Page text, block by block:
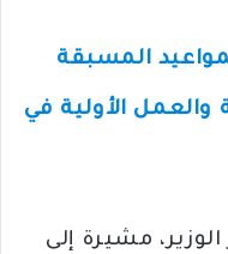
المسبقة
الأولية في
مشيرة إلى